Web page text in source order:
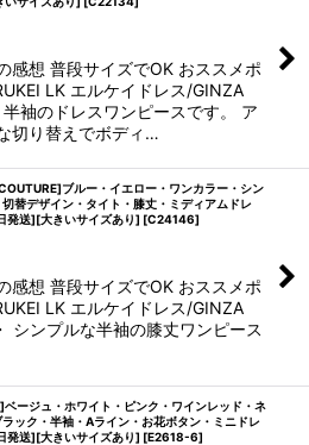
感想 普段サイズでOK おススメポ
LK エルケイドレス/GINZA
袖のドレスワンピースです。 ア
切り替えでボディ…
ブルー・イエロー・ワンカラー・シン
替デザイン・タイト・膝丈・ミディアムドレ
発送][大きいサイズあり] [C24146]
感想 普段サイズでOK おススメポ
LK エルケイドレス/GINZA
シンプルな半袖の膝丈ワンピース
ージュ・ホワイト・ピンク・ワインレッド・ネ
ック・半袖・Aライン・お花ボタン・ミニドレ
発送][大きいサイズあり] [E2618-6]